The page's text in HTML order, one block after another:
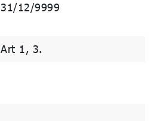
31/12/9999
Art 1, 3.